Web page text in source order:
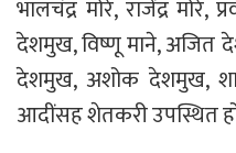
भालचंद्र मोरे, राजेंद्र मोरे,
देशमुख, विष्णू माने, अजित
देशमुख, अशोक देशमुख,
आदींसह शेतकरी उपस्थित